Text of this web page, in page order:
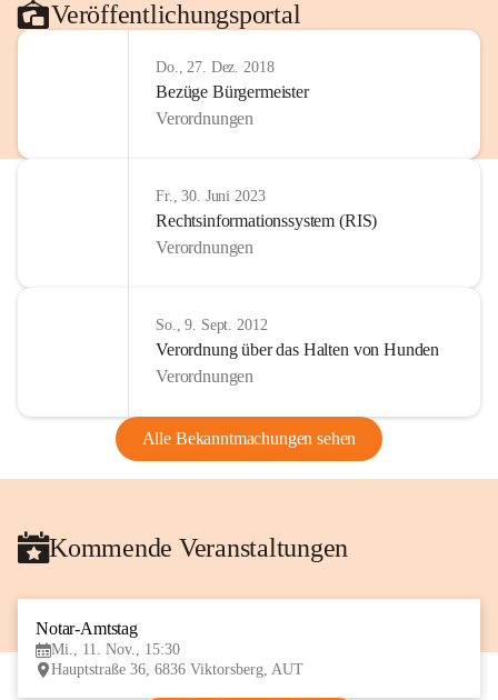
Veröffentlichungsportal
Do., 27. Dez. 2018
Bezüge Bürgermeister
Verordnungen
Fr., 30. Juni 2023
Rechtsinformationssystem (RIS)
Verordnungen
So., 9. Sept. 2012
Verordnung über das Halten von Hunden
Verordnungen
Alle Bekanntmachungen sehen
Kommende Veranstaltungen
Notar-Amtstag
Mi., 11. Nov., 15:30
Hauptstraße 36, 6836 Viktorsberg, AUT